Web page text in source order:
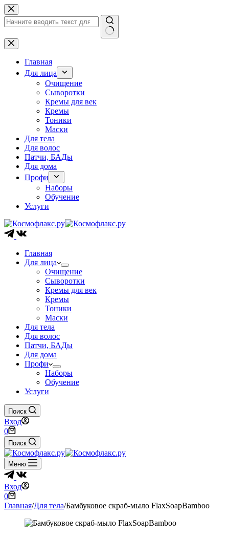
Перейти
к
сути
Ничего
не
найденоГлавная
Для лица
Очищение
Сыворотки
Кремы для век
Кремы
Тоники
Маски
Для тела
Для волос
Патчи, БАДы
Для дома
Профи
Наборы
Обучение
Услуги
Главная
Для лица
Очищение
Сыворотки
Кремы для век
Кремы
Тоники
Маски
Для тела
Для волос
Патчи, БАДы
Для дома
Профи
Наборы
Обучение
Услуги
Поиск
Вход
Корзина
0
Поиск
Меню
Вход
Корзина
0
Главная/Для тела/Бамбуковое скраб-мыло FlaxSoapBamboo